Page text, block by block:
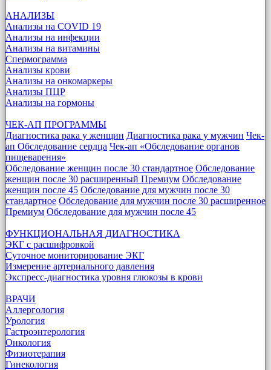
АНАЛИЗЫ
Анализы на COVID 19
Анализы на инфекции
Анализы на витамины
Спермограмма
Анализы крови
Анализы на онкомаркеры
Анализы ПЦР
Анализы на гормоны
ЧЕК-АП ПРОГРАММЫ
Диагностика рака у женщин Диагностика рака у мужчин Чек-
ап Обследование сердца Чек-ап «Обследование органов
пищеварения»
Обследование женщин после 30 стандартное Обследование
женщин после 30 расширенный Премиум Обследование
женщин после 45 Обследование для мужчин после 30
стандартное Обследование для мужчин после 30 расширенное
Премиум Обследование для мужчин после 45
ФУНКЦИОНАЛЬНАЯ ДИАГНОСТИКА
ЭКГ с расшифровкой
Суточное мониторирование ЭКГ
Измерение артериального давления
Экспресс-диагностика уровня глюкозы в крови
ВРАЧИ
Аллергология
Урология
Гастроэнтерология
Онкология
Физиотерапия
Гинекология